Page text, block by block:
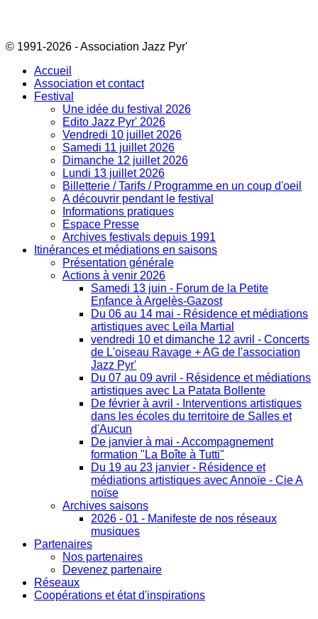
© 1991-2026 - Association Jazz Pyr'
Accueil
Association et contact
Festival
Une idée du festival 2026
Edito Jazz Pyr' 2026
Vendredi 10 juillet 2026
Samedi 11 juillet 2026
Dimanche 12 juillet 2026
Lundi 13 juillet 2026
Billetterie / Tarifs / Programme en un coup d'oeil
A découvrir pendant le festival
Informations pratiques
Espace Presse
Archives festivals depuis 1991
Itinérances et médiations en saisons
Présentation générale
Actions à venir 2026
Samedi 13 juin - Forum de la Petite
Enfance à Argelès-Gazost
Du 06 au 14 mai - Résidence et médiations
artistiques avec Leïla Martial
vendredi 10 et dimanche 12 avril - Concerts
de L'oiseau Ravage + AG de l'association
Jazz Pyr'
Du 07 au 09 avril - Résidence et médiations
artistiques avec La Patata Bollente
De février à avril - Interventions artistiques
dans les écoles du territoire de Salles et
d'Aucun
De janvier à mai - Accompagnement
formation "La Boîte à Tutti"
Du 19 au 23 janvier - Résidence et
médiations artistiques avec Annoïe - Cie A
noïse
Archives saisons
2026 - 01 - Manifeste de nos réseaux
musiques
Partenaires
Nos partenaires
Devenez partenaire
Réseaux
Coopérations et état d'inspirations